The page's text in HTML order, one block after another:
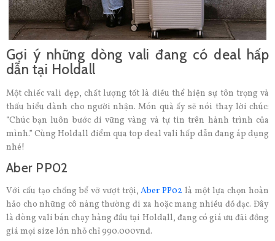
Gợi ý những dòng vali đang có deal hấp
dẫn tại Holdall
Một chiếc vali đẹp, chất lượng tốt là điều thể hiện sự tôn trọng và
thấu hiểu dành cho người nhận. Món quà ấy sẽ nói thay lời chúc:
“Chúc bạn luôn bước đi vững vàng và tự tin trên hành trình của
mình.” Cùng Holdall điểm qua top deal vali hấp dẫn đang áp dụng
nhé!
Aber PP02
Với cấu tạo chống bể vỡ vượt trội,Aber PP02 là một lựa chọn hoàn
hảo cho những cô nàng thường đi xa hoặc mang nhiều đồ đạc. Đây
là dòng vali bán chạy hàng đầu tại Holdall, đang có giá ưu đãi đồng
giá mọi size lớn nhỏ chỉ 990.000vnđ.